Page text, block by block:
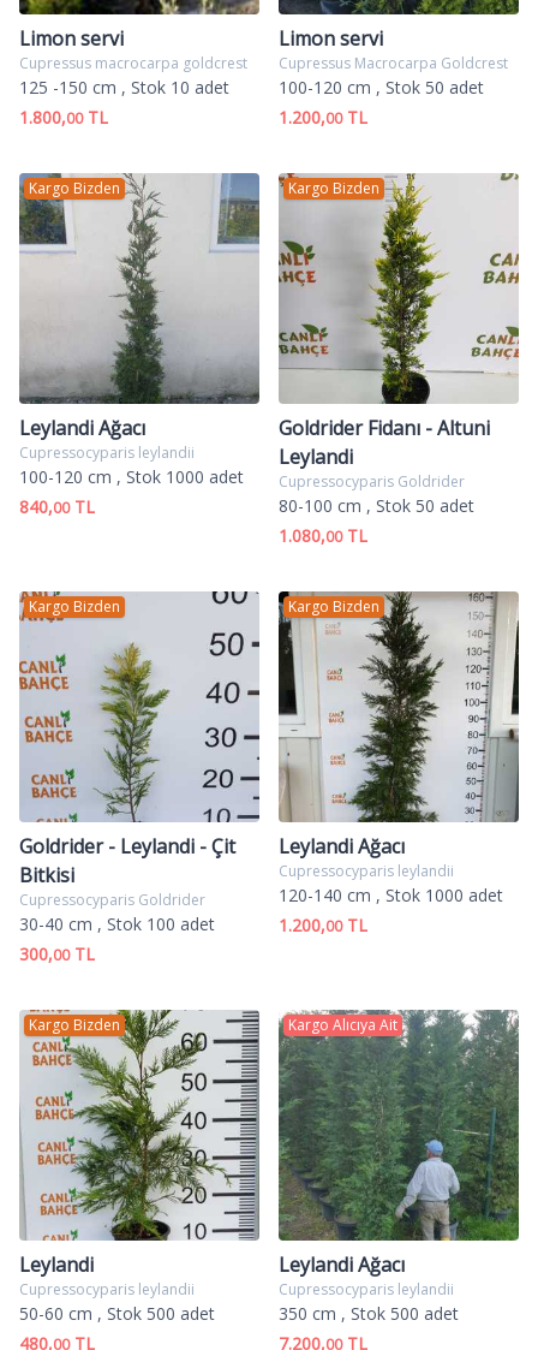
Limon servi
Cupressus macrocarpa goldcrest
125 -150 cm , Stok 10 adet
1.800,00TL
Limon servi
Cupressus Macrocarpa Goldcrest
100-120 cm , Stok 50 adet
1.200,00TL
Kargo Bizden
Leylandi Ağacı
Cupressocyparis leylandii
100-120 cm , Stok 1000 adet
840,00TL
Kargo Bizden
Goldrider Fidanı - Altuni
Leylandi
Cupressocyparis Goldrider
80-100 cm , Stok 50 adet
1.080,00TL
Kargo Bizden
Goldrider - Leylandi - Çit
Bitkisi
Cupressocyparis Goldrider
30-40 cm , Stok 100 adet
300,00TL
Kargo Bizden
Leylandi Ağacı
Cupressocyparis leylandii
120-140 cm , Stok 1000 adet
1.200,00TL
Kargo Bizden
Leylandi
Cupressocyparis leylandii
50-60 cm , Stok 500 adet
480,00TL
Kargo Alıcıya Ait
Leylandi Ağacı
Cupressocyparis leylandii
350 cm , Stok 500 adet
7.200,00TL